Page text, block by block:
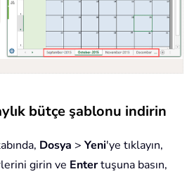
bütçe şablonu indirin
Dosya > Yeni'ye tıklayın,
girin ve Entertuşuna basın,